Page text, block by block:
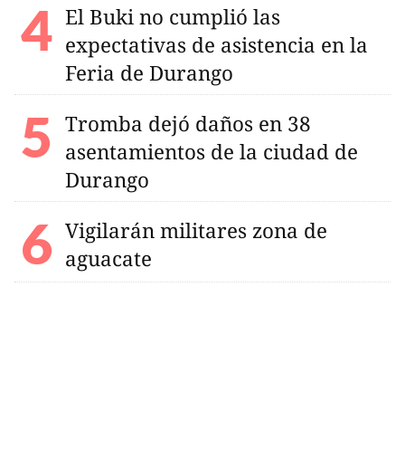
El Buki no cumplió las
expectativas de asistencia en la
Feria de Durango
Tromba dejó daños en 38
asentamientos de la ciudad de
Durango
Vigilarán militares zona de
aguacate